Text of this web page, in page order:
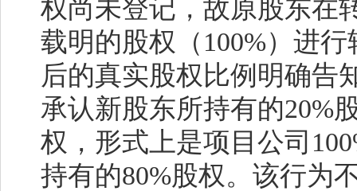
权尚未登记，故原股东在
载明的股权（ 100%）进
后的真实股权比例明确告
承认新股东所持有的20%
权，形式上是项目公司
持有的80%股权。该行为